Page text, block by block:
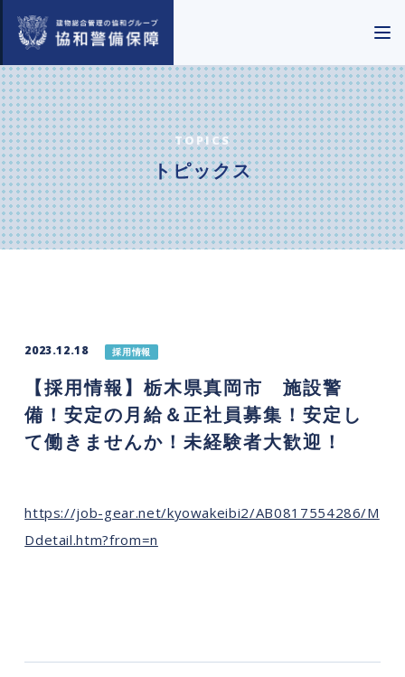
TOPICS
トピックス
2023.12.18 採用情報
【採用情報】栃木県真岡市 施設警
備！安定の月給＆正社員募集！安定し
て働きませんか！未経験者大歓迎！
https://job-gear.net/kyowakeibi2/AB0817554286/M
Ddetail.htm?from=n